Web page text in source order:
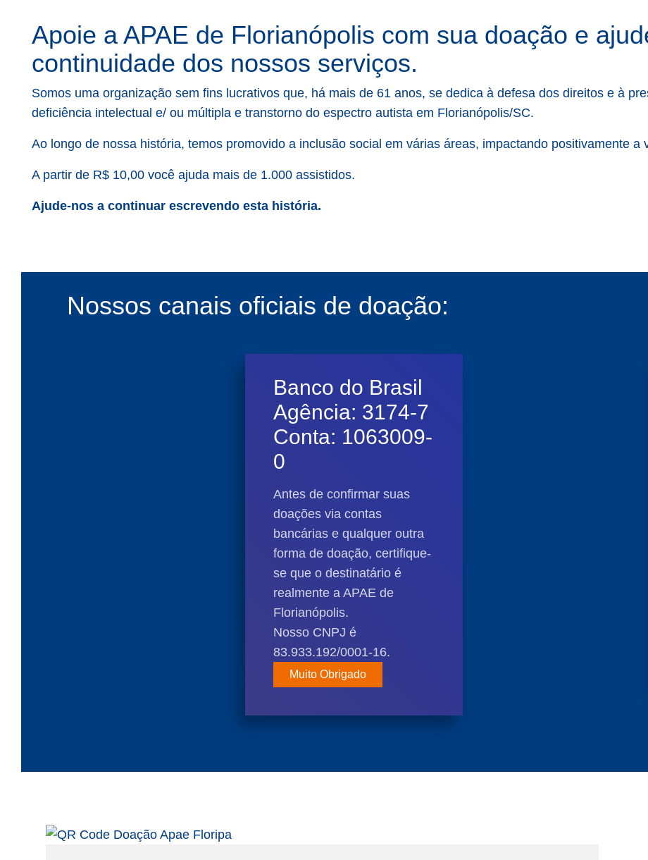
Apoie a APAE de Florianópolis com sua doação e
continuidade dos nossos serviços.
Somos uma organização sem fins lucrativos que, há mais de 61 anos, se dedica à defesa dos direitos e à
deficiência intelectual e/ ou múltipla e transtorno do espectro autista em Florianópolis/SC.
Ao longo de nossa história, temos promovido a inclusão social em várias áreas, impactando positivamente a
A partir de R$ 10,00 você ajuda mais de 1.000 assistidos.
Ajude-nos a continuar escrevendo esta história.
Nossos canais oficiais de doação:
Banco do Brasil
Agência: 3174-7
Conta: 1063009-
0
Antes de confirmar suas
doações via contas
bancárias e qualquer outra
forma de doação, certifique-
se que o destinatário é
realmente a APAE de
Florianópolis.
Nosso CNPJ é
83.933.192/0001-16.
Muito Obrigado